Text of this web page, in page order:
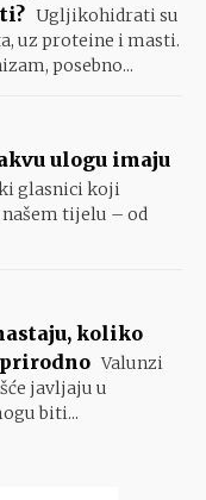
Ugljikohidrati su
uz proteine i masti.
posebno...
ulogu imaju
glasnici koji
tijelu – od
koliko
Valunzi
javljaju u
biti...